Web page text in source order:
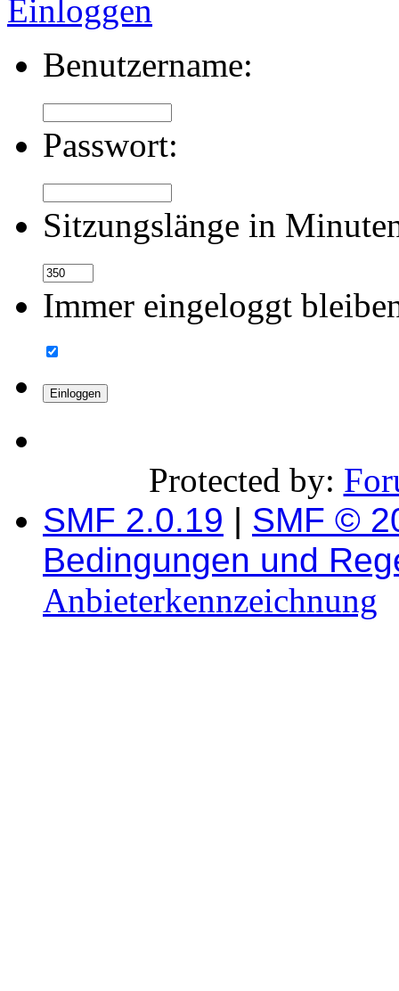
Benutzername:
Passwort:
Sitzungslänge in
Immer eingeloggt
Protected by:
SMF 2.0.19 | SMF ©
Bedingungen und
Anbieterkennzeichnung